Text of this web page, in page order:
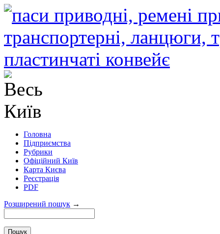
Головна
Підприємства
Рубрики
Офіційний Київ
Карта Києва
Реєстрація
PDF
Розширений пошук →